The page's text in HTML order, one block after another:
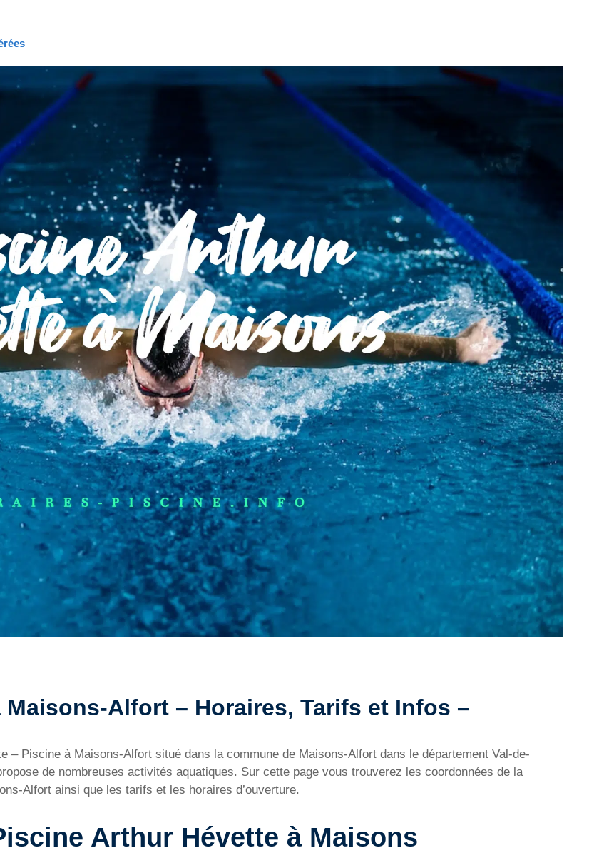
Alfort – Horaires, Tarifs et Infos –
– Piscine à Maisons-Alfort situé dans la commune de Maisons-Alfort dans le département Val-de-
de nombreuses activités aquatiques. Sur cette page vous trouverez les coordonnées de la
Alfort ainsi que les tarifs et les horaires d’ouverture.
Arthur Hévette à Maisons